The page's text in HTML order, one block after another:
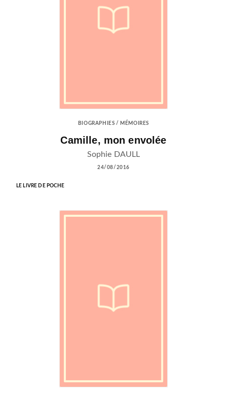
BIOGRAPHIES / MÉMOIRES
Camille, mon envolée
Sophie DAULL
24/08/2016
LE LIVRE DE POCHE